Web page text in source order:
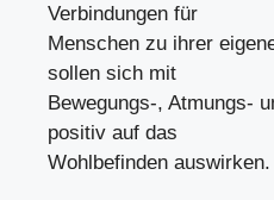
Verbindungen für
Menschen zu ihrer
sollen sich mit
Bewegungs-, Atmungs-
positiv auf das
Wohlbefinden auswirken.